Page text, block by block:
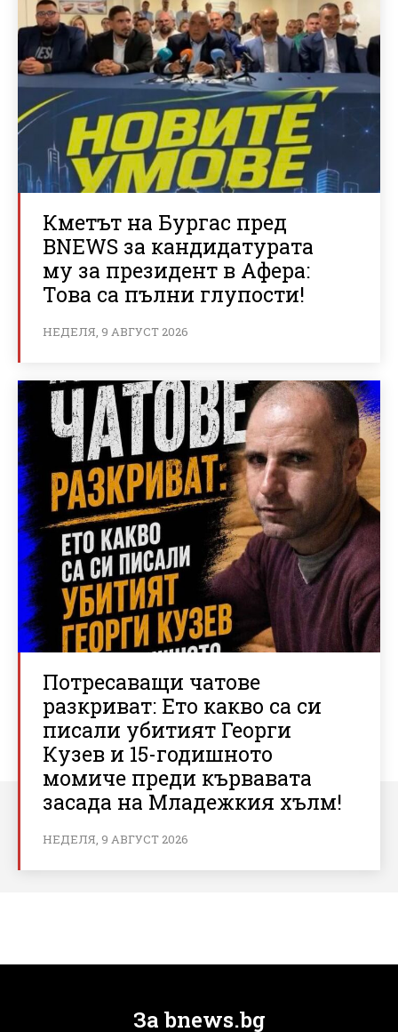
Кметът на Бургас пред
BNEWS за кандидатурата
му за президент в Афера:
Това са пълни глупости!
НЕДЕЛЯ, 9 АВГУСТ 2026
Потресаващи чатове
разкриват: Ето какво са си
писали убитият Георги
Кузев и 15-годишното
момиче преди кървавата
засада на Младежкия хълм!
НЕДЕЛЯ, 9 АВГУСТ 2026
За bnews.bg